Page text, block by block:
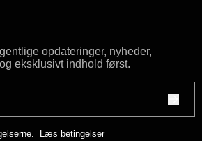
opdateringer, nyheder,
eksklusivt indhold først.
Læs betingelser